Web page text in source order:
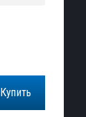
Купить